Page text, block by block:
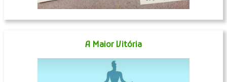
A Maior Vitória